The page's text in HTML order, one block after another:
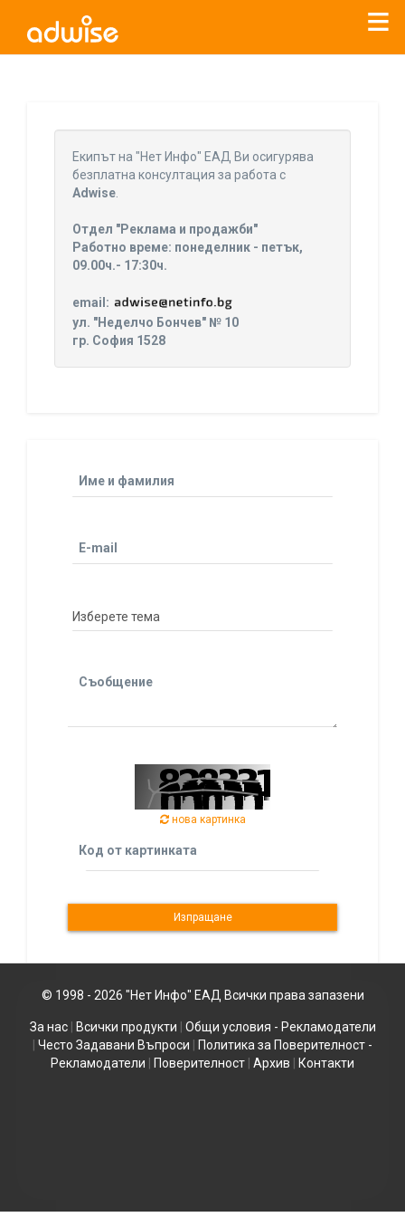
Уважаеми рекламодатели, с настоящото съобщение
бихме искали да Ви уведомим, че „Нет Инфо“ ЕАД (
прекратява услугата Adwiseсчитано от
г
Eкипът на "Нет Инфо" ЕАД Ви осигурява
безплатна консултация за работа с
Adwise.
Отдел "Реклама и продажби"
Работно време: понеделник - петък,
09.00ч.- 17:30ч.
email:
ул. "Неделчо Бончев" № 10
гр. София 1528
Име и фамилия
E-mail
Съобщение
нова картинка
Код от картинката
© 1998 - 2026 "Нет Инфо" ЕАД Всички права запазени
За нас| Всички продукти
Общи условия - Рекламодатели
Често Задавани Въпроси
Политика за Поверителност -
Рекламодатели
Поверителност Архив Контакти